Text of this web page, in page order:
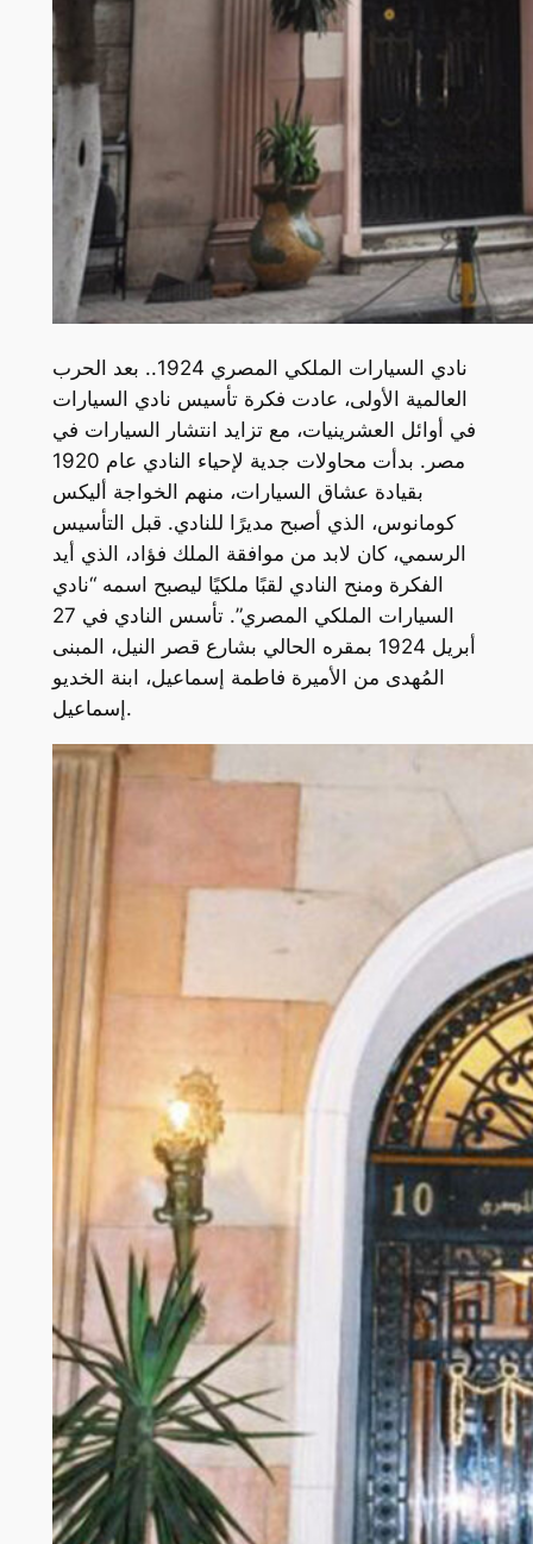
نادي السيارات الملكي المصري 1924.. بعد الحرب
العالمية الأولى، عادت فكرة تأسيس نادي السيارات
في أوائل العشرينيات، مع تزايد انتشار السيارات في
مصر. بدأت محاولات جدية لإحياء النادي عام 1920
بقيادة عشاق السيارات، منهم الخواجة أليكس
كومانوس، الذي أصبح مديرًا للنادي. قبل التأسيس
الرسمي، كان لابد من موافقة الملك فؤاد، الذي أيد
الفكرة ومنح النادي لقبًا ملكيًا ليصبح اسمه “نادي
السيارات الملكي المصري”. تأسس النادي في 27
أبريل 1924 بمقره الحالي بشارع قصر النيل، المبنى
المُهدى من الأميرة فاطمة إسماعيل، ابنة الخديو
إسماعيل.